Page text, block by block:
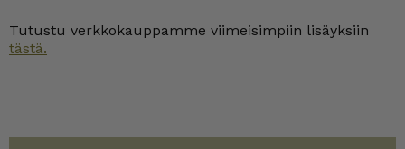
Tutustu verkkokauppamme viimeisimpiin lisäyksiin
tästä.